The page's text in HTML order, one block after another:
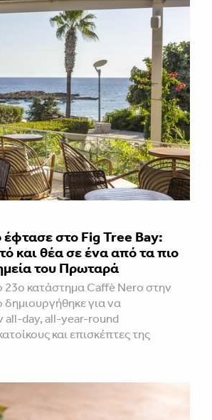
στο Fig Tree Bay:
και θέα σε ένα από τα πιο
του Πρωταρά
23ο κατάστημα Caffè Nero στην
για να
all-day, all-year-round
και επισκέπτες της